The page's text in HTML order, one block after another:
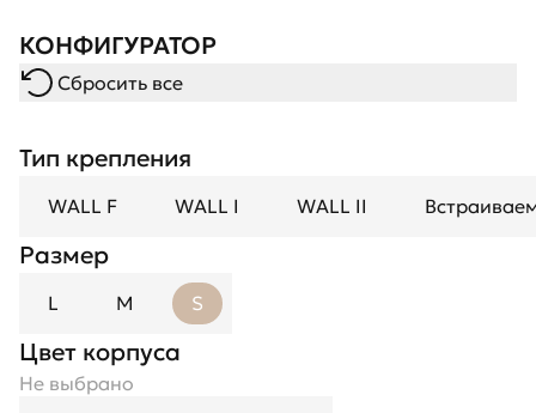
КОНФИГУРАТОР
Сбросить все
Тип крепления
WALL F WALL I WALL II
Размер
L M S
Цвет корпуса
Не выбрано